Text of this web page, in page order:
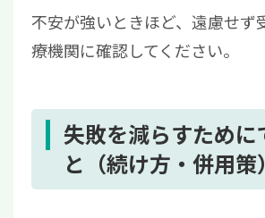
不安が強いときほど、遠慮せず
療機関に確認してください。
失敗を減らすために
と（続け方・併用策）